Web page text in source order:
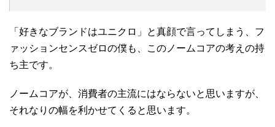
「好きなブランドはユニクロ」と真顔で言ってしまう、フ
ァッションセンスゼロの僕も、このノームコアの考えの持
ち主です。
ノームコアが、消費者の主流にはならないと思いますが、
それなりの幅を利かせてくると思います。